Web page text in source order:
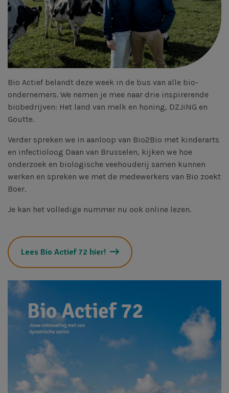
Bio Actief belandt deze week in de bus van alle bio-
ondernemers. We nemen je mee naar drie inspirerende
biobedrijven: Het land van melk en honing, DZJiNG en
Goutte.
Verder spreken we in aanloop van Bio2Bio met kinderarts
en infectioloog Daan van Brusselen, kijken we hoe
onderzoek en biologische veehouderij samen kunnen
werken en spreken we met de medewerkers van Bio zoekt
Boer.
Je kan het volledige nummer nu ook online lezen.
Lees Bio Actief 72 hier!
Afbeelding